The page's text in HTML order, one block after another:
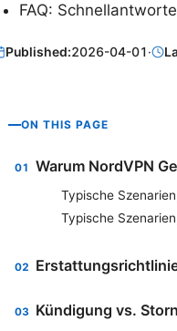
FAQ:
Published:2026-04-01·
ON THIS PAGE
Warum NordVPN
Typische
Typische
Kündigung vs.